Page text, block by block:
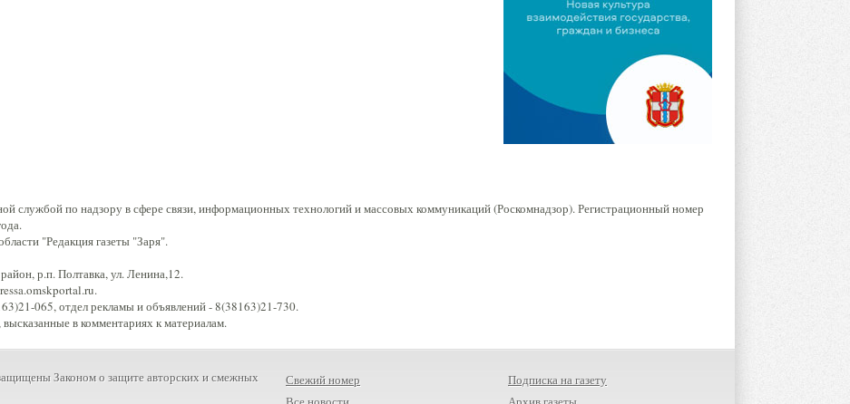
службой по надзору в сфере связи, информационных технологий и массовых коммуникаций (Роскомнадзор). Регистрационный номер
"Редакция газеты "Заря".
р.п. Полтавка, ул. Ленина,12.
065, отдел рекламы и объявлений - 8(38163)21-730.
в комментариях к материалам.
Законом о защите авторских и смежных
Свежий номер
Подписка на газету